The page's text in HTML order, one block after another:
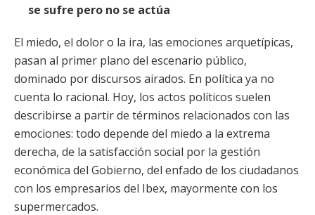
se sufre pero no se actúa
El miedo, el dolor o la ira, las emociones arquetípicas,
pasan al primer plano del escenario público,
dominado por discursos airados. En política ya no
cuenta lo racional. Hoy, los actos políticos suelen
describirse a partir de términos relacionados con las
emociones: todo depende del miedo a la extrema
derecha, de la satisfacción social por la gestión
económica del Gobierno, del enfado de los ciudadanos
con los empresarios del Ibex, mayormente con los
supermercados.